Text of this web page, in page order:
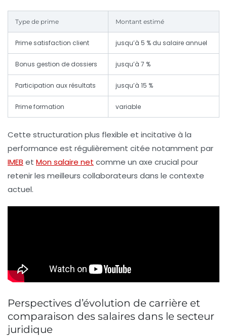
Type de prime Montant estimé
Prime satisfaction client jusqu’à 5 % du salaire annuel
Bonus gestion de dossiers jusqu’à 7 %
Participation aux résultats jusqu’à 15 %
Prime formation variable
Cette structuration plus flexible et incitative à la
performance est régulièrement citée notamment par
IMEB et Mon salaire net comme un axe crucial pour
retenir les meilleurs collaborateurs dans le contexte
actuel.
Perspectives d’évolution de carrière et
comparaison des salaires dans le secteur
juridique